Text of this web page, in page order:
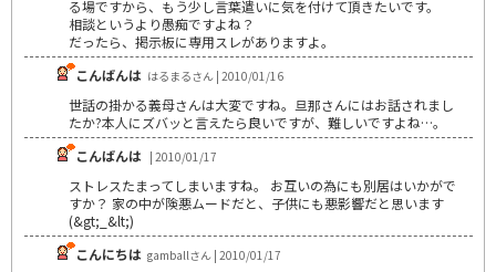
る場ですから、もう少し言葉遣いに気を付けて頂きたいです。
相談というより愚痴ですよね？
だったら、掲示板に専用スレがありますよ。
こんばんは はるまるさん | 2010/01/16
世話の掛かる義母さんは大変ですね。旦那さんにはお話されまし
たか?本人にズバッと言えたら良いですが、難しいですよね…。
こんばんは | 2010/01/17
ストレスたまってしまいますね。 お互いの為にも別居はいかがで
すか？ 家の中が険悪ムードだと、子供にも悪影響だと思います
(&gt;_&lt;)
こんにちは gamballさん | 2010/01/17